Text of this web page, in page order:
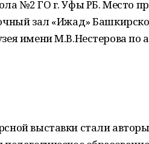
№2 ГО г. Уфы РБ. Место
зал «Ижад»
имени М.В.Нестерова по
выставки стали